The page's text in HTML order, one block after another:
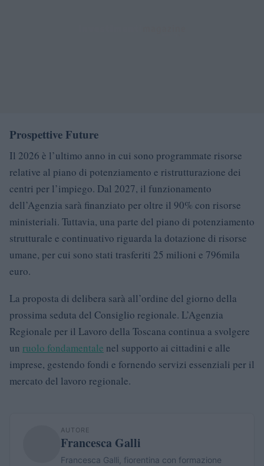
Prospettive Future
Il 2026 è l’ultimo anno in cui sono programmate risorse
relative al piano di potenziamento e ristrutturazione dei
centri per l’impiego. Dal 2027, il funzionamento
dell’Agenzia sarà finanziato per oltre il 90% con risorse
ministeriali. Tuttavia, una parte del piano di potenziamento
strutturale e continuativo riguarda la dotazione di risorse
umane, per cui sono stati trasferiti 25 milioni e 796mila
euro.
La proposta di delibera sarà all’ordine del giorno della
prossima seduta del Consiglio regionale. L’Agenzia
Regionale per il Lavoro della Toscana continua a svolgere
un ruolo fondamentale nel supporto ai cittadini e alle
imprese, gestendo fondi e fornendo servizi essenziali per il
mercato del lavoro regionale.
AUTORE
Francesca Galli
Francesca Galli, fiorentina con formazione